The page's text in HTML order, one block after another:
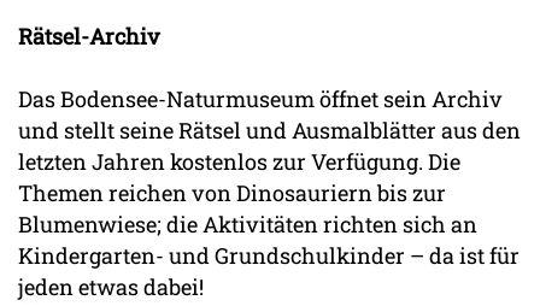
Rätsel-Archiv
Das Bodensee-Naturmuseum öffnet sein Archiv
und stellt seine Rätsel und Ausmalblätter aus den
letzten Jahren kostenlos zur Verfügung. Die
Themen reichen von Dinosauriern bis zur
Blumenwiese; die Aktivitäten richten sich an
Kindergarten- und Grundschulkinder – da ist für
jeden etwas dabei!